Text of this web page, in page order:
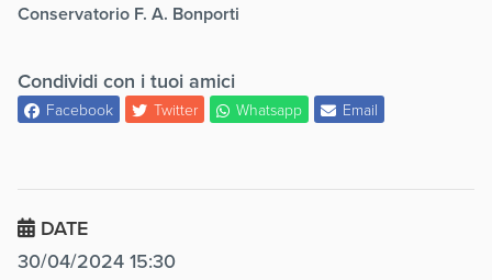
Conservatorio F. A. Bonporti
Condividi con i tuoi amici
Facebook Twitter Whatsapp Email
DATE
30/04/2024 15:30